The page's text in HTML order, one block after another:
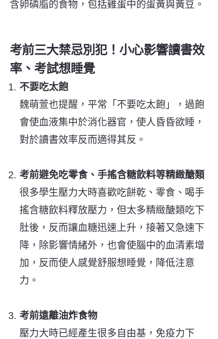
含卵磷脂的食物，包括雞蛋中的蛋黃與黃豆。
考前三大禁忌別犯！小心影響讀書效
率、考試想睡覺
不要吃太飽
魏萌萱也提醒，平常「不要吃太飽」，過飽
會使血液集中於消化器官，使人昏昏欲睡，
對於讀書效率反而適得其反。
考前避免吃零食、手搖含糖飲料等精緻醣類
很多學生壓力大時喜歡吃餅乾、零食、喝手
搖含糖飲料釋放壓力，但太多精緻醣類吃下
肚後，反而讓血糖迅速上升，接著又急速下
降，除影響情緒外，也會使腦中的血清素增
加，反而使人感覺舒服想睡覺，降低注意
力。
考前遠離油炸食物
壓力大時已經產生很多自由基，免疫力下